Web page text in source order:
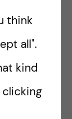
och
på
här på
think
all".
kind